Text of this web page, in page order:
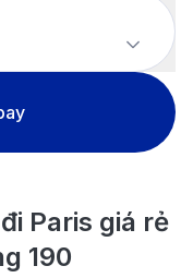
Paris giá rẻ
190